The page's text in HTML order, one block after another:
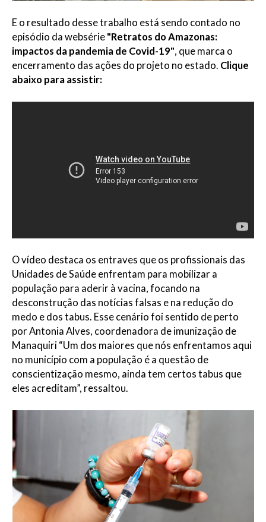
E o resultado desse trabalho está sendo contado no
episódio da websérie "Retratos do Amazonas:
impactos da pandemia de Covid-19", que marca o
encerramento das ações do projeto no estado. Clique
abaixo para assistir:
O vídeo destaca os entraves que os profissionais das
Unidades de Saúde enfrentam para mobilizar a
população para aderir à vacina, focando na
desconstrução das notícias falsas e na redução do
medo e dos tabus. Esse cenário foi sentido de perto
por Antonia Alves, coordenadora de imunização de
Manaquiri “Um dos maiores que nós enfrentamos aqui
no município com a população é a questão de
conscientização mesmo, ainda tem certos tabus que
eles acreditam”, ressaltou.